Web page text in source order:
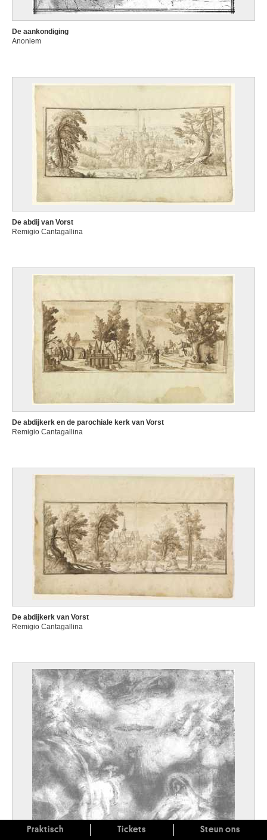
De aankondiging
Anoniem
De abdij van Vorst
Remigio Cantagallina
De abdijkerk en de parochiale kerk van Vorst
Remigio Cantagallina
De abdijkerk van Vorst
Remigio Cantagallina
Praktisch Tickets Steun ons